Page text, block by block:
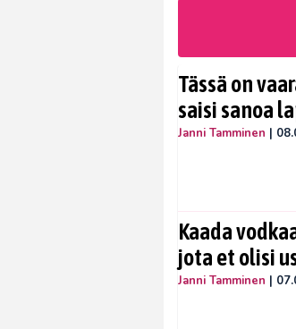
Tässä on
saisi sanoa
Janni Tamminen |
Kaada
jota et olisi
Janni Tamminen |